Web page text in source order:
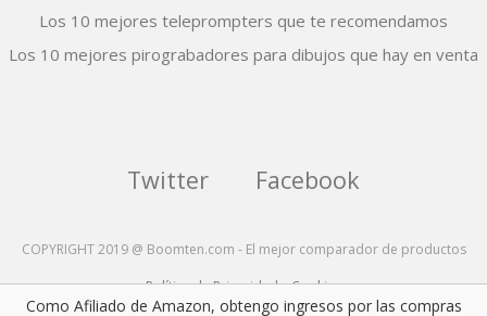
Los 10 mejores teleprompters que te recomendamos
Los 10 mejores pirograbadores para dibujos que hay en venta
Twitter Facebook
COPYRIGHT 2019 @ Boomten.com - El mejor comparador de productos
Política de Privacidad y Cookies
Como Afiliado de Amazon, obtengo ingresos por las compras